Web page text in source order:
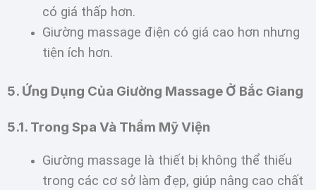
có giá thấp hơn.
Giường massage điện có giá cao hơn nhưng
tiện ích hơn.
5. Ứng Dụng Của Giường Massage Ở Bắc Giang
5.1. Trong Spa Và Thẩm Mỹ Viện
Giường massage là thiết bị không thể thiếu
trong các cơ sở làm đẹp, giúp nâng cao chất